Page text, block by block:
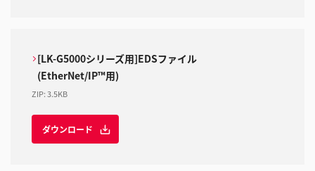
[LK-G5000シリーズ用]EDSファイル
(EtherNet/IP™用)
ZIP:3.5KB
ダウンロード